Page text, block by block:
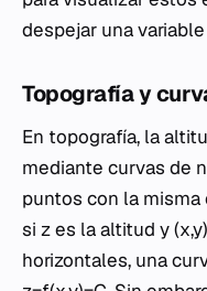
despejar una
Topografía y
En topografía, la
mediante curvas de
puntos con la
si z es la altitud y
horizontales, una